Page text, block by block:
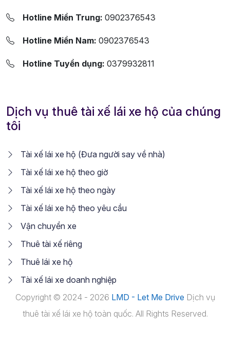
Hotline Miền Trung: 0902376543
Hotline Miền Nam: 0902376543
Hotline Tuyển dụng: 0379932811
Dịch vụ thuê tài xế lái xe hộ của chúng
tôi
Tài xế lái xe hộ (Đưa người say về nhà)
Tài xế lái xe hộ theo giờ
Tài xế lái xe hộ theo ngày
Tài xế lái xe hộ theo yêu cầu
Vận chuyển xe
Thuê tài xế riêng
Thuê lái xe hộ
Tài xế lái xe doanh nghiệp
Copyright © 2024 - 2026 LMD - Let Me Drive Dịch vụ
thuê tài xế lái xe hộ toàn quốc. All Rights Reserved.